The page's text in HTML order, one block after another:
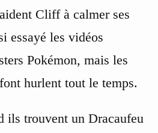
Cliff à calmer ses
essayé les vidéos
Pokémon, mais les
hurlent tout le temps.
ils trouvent un Dracaufeu